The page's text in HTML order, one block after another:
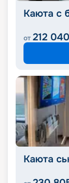
Каюта с
от 212 040
Каюта